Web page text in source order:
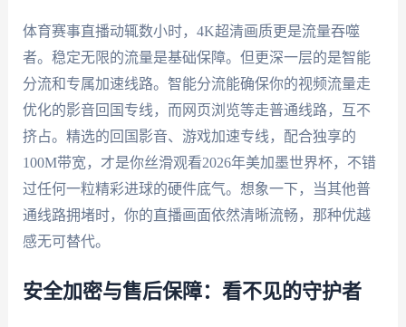
体育赛事直播动辄数小时，4K超清画质更是流量吞噬
者。稳定无限的流量是基础保障。但更深一层的是智能
分流和专属加速线路。智能分流能确保你的视频流量走
优化的影音回国专线，而网页浏览等走普通线路，互不
挤占。精选的回国影音、游戏加速专线，配合独享的
100M带宽，才是你丝滑观看2026年美加墨世界杯，不错
过任何一粒精彩进球的硬件底气。想象一下，当其他普
通线路拥堵时，你的直播画面依然清晰流畅，那种优越
感无可替代。
安全加密与售后保障：看不见的守护者